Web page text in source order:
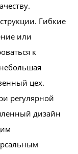
Гибкие
или
к
цех.
регулярной
дизайн